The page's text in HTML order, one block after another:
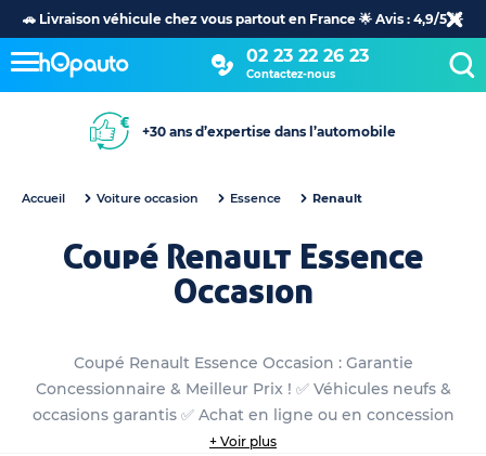
🚗 Livraison véhicule chez vous partout en France 🌟 Avis : 4,9/5 🌟
02 23 22 26 23
Contactez-nous
+30 ans d’expertise dans l’automobile
Accueil Voiture occasion Essence Renault
Coupé Renault Essence
Occasion
Coupé Renault Essence Occasion : Garantie
Concessionnaire & Meilleur Prix ! ✅ Véhicules neufs &
occasions garantis ✅ Achat en ligne ou en concession
+ Voir plus